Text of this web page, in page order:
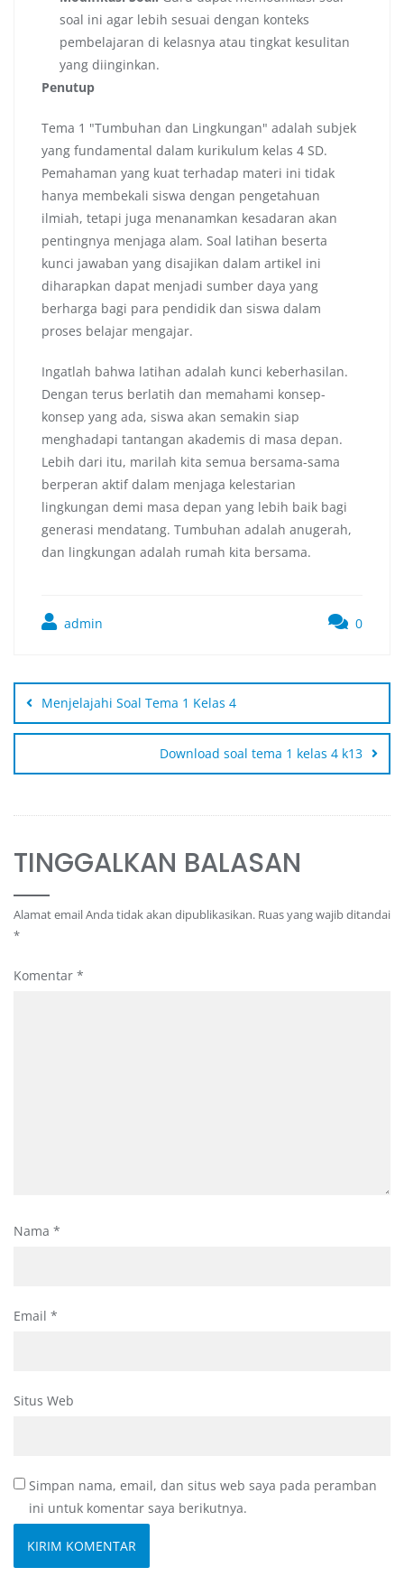
soal ini agar lebih sesuai dengan konteks
pembelajaran di kelasnya atau tingkat kesulitan
yang diinginkan.
Penutup
Tema 1 "Tumbuhan dan Lingkungan" adalah subjek
yang fundamental dalam kurikulum kelas 4 SD.
Pemahaman yang kuat terhadap materi ini tidak
hanya membekali siswa dengan pengetahuan
ilmiah, tetapi juga menanamkan kesadaran akan
pentingnya menjaga alam. Soal latihan beserta
kunci jawaban yang disajikan dalam artikel ini
diharapkan dapat menjadi sumber daya yang
berharga bagi para pendidik dan siswa dalam
proses belajar mengajar.
Ingatlah bahwa latihan adalah kunci keberhasilan.
Dengan terus berlatih dan memahami konsep-
konsep yang ada, siswa akan semakin siap
menghadapi tantangan akademis di masa depan.
Lebih dari itu, marilah kita semua bersama-sama
berperan aktif dalam menjaga kelestarian
lingkungan demi masa depan yang lebih baik bagi
generasi mendatang. Tumbuhan adalah anugerah,
dan lingkungan adalah rumah kita bersama.
admin 0
Menjelajahi Soal Tema 1 Kelas 4
Download soal tema 1 kelas 4 k13
TINGGALKAN BALASAN
Alamat email Anda tidak akan dipublikasikan. Ruas yang wajib ditandai
*
Komentar *
Nama *
Email *
Situs Web
Simpan nama, email, dan situs web saya pada peramban
ini untuk komentar saya berikutnya.